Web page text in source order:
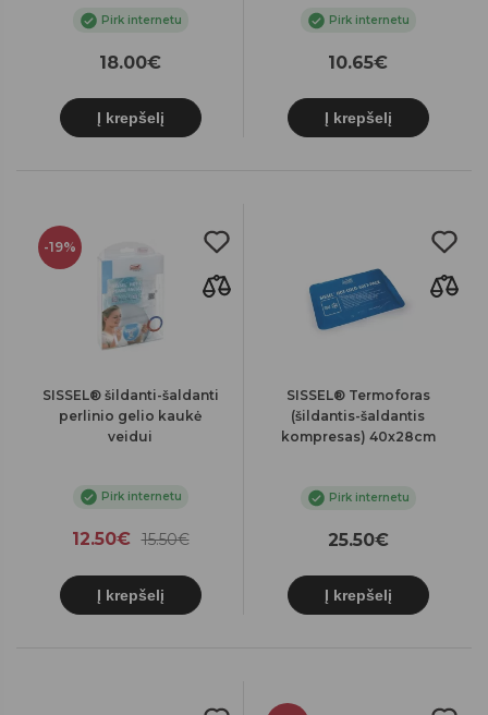
Pirk internetu
18.00€
Į krepšelį
Pirk internetu
10.65€
Į krepšelį
-19%
SISSEL® šildanti-šaldanti
perlinio gelio kaukė
veidui
Pirk internetu
12.50€ 15.50€
Į krepšelį
SISSEL® Termoforas
(šildantis-šaldantis
kompresas) 40x28cm
Pirk internetu
25.50€
Į krepšelį